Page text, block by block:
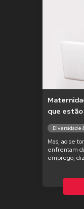
que estão
Diversidade
Mas, ao se
enfrentam
emprego,